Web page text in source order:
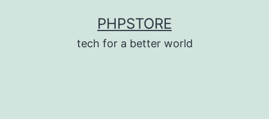
PHPSTORE
tech for a better world